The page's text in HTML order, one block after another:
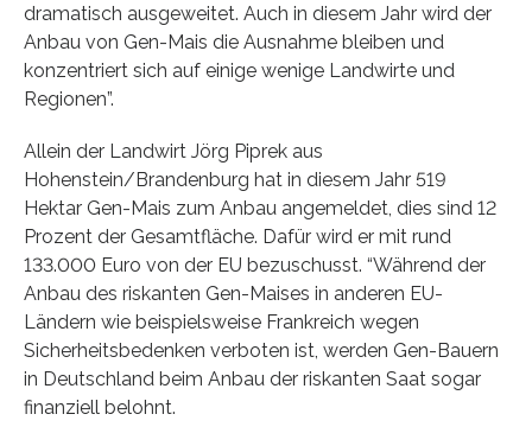
dramatisch ausgeweitet. Auch in diesem Jahr wird der
Anbau von Gen-Mais die Ausnahme bleiben und
konzentriert sich auf einige wenige Landwirte und
Regionen”.
Allein der Landwirt Jörg Piprek aus
Hohenstein/Brandenburg hat in diesem Jahr 519
Hektar Gen-Mais zum Anbau angemeldet, dies sind 12
Prozent der Gesamtfläche. Dafür wird er mit rund
133.000 Euro von der EU bezuschusst. “Während der
Anbau des riskanten Gen-Maises in anderen EU-
Ländern wie beispielsweise Frankreich wegen
Sicherheitsbedenken verboten ist, werden Gen-Bauern
in Deutschland beim Anbau der riskanten Saat sogar
finanziell belohnt.